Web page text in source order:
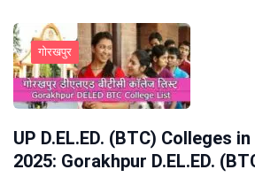
गोरखपुर
UP D.EL.ED. (BTC) Colleges
2025: Gorakhpur D.EL.ED.